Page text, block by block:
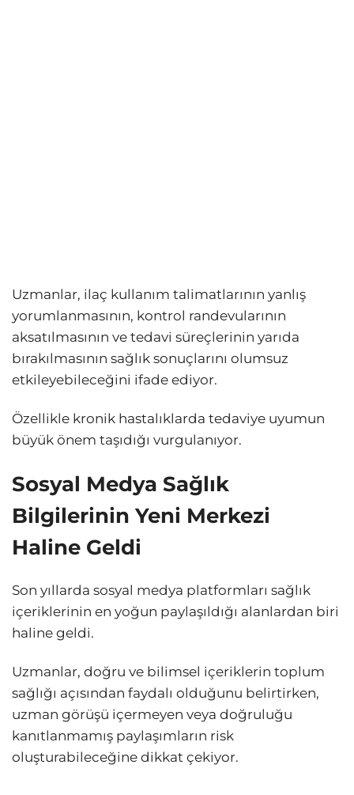
Uzmanlar, ilaç kullanım talimatlarının yanlış
yorumlanmasının, kontrol randevularının
aksatılmasının ve tedavi süreçlerinin yarıda
bırakılmasının sağlık sonuçlarını olumsuz
etkileyebileceğini ifade ediyor.
Özellikle kronik hastalıklarda tedaviye uyumun
büyük önem taşıdığı vurgulanıyor.
Sosyal Medya Sağlık
Bilgilerinin Yeni Merkezi
Haline Geldi
Son yıllarda sosyal medya platformları sağlık
içeriklerinin en yoğun paylaşıldığı alanlardan biri
haline geldi.
Uzmanlar, doğru ve bilimsel içeriklerin toplum
sağlığı açısından faydalı olduğunu belirtirken,
uzman görüşü içermeyen veya doğruluğu
kanıtlanmamış paylaşımların risk
oluşturabileceğine dikkat çekiyor.